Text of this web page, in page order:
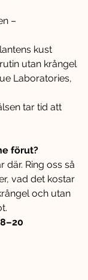
–
kust
utan krångel
Laboratories,
tar tid att
förut?
där. Ring oss så
vad det kostar
och utan